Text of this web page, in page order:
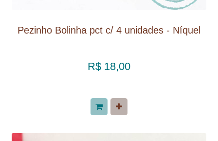
Pezinho Bolinha pct c/ 4 unidades - Níquel
R$ 18,00